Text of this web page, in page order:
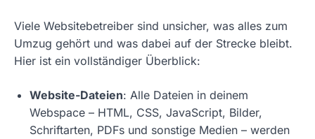
Viele Websitebetreiber sind unsicher, was alles zum
Umzug gehört und was dabei auf der Strecke bleibt.
Hier ist ein vollständiger Überblick:
Website-Dateien: Alle Dateien in deinem
Webspace – HTML, CSS, JavaScript, Bilder,
Schriftarten, PDFs und sonstige Medien – werden